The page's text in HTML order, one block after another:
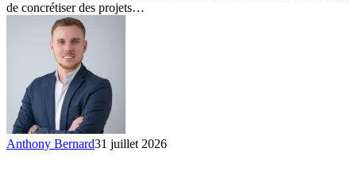
de concrétiser des projets…
Anthony Bernard31 juillet 2026